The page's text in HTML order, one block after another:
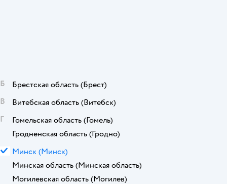
Б Брестская область (Брест)
В
Витебская область (Витебск)
Г
Гомельская область (Гомель)
Гродненская область (Гродно)
М Минск (Минск)
Минская область (Минская область)
Могилевская область (Могилев)